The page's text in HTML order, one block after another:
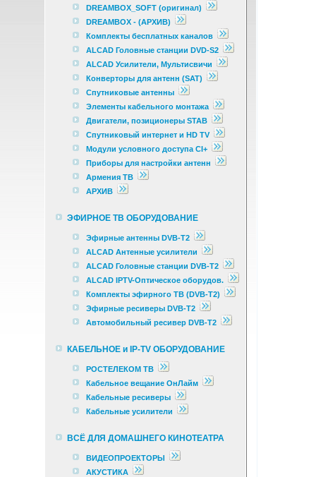
DREAMBOX_SOFT (оригинал)
DREAMBOX - (АРХИВ)
Комплекты бесплатных каналов
ALCAD Головные станции DVD-S2
ALCAD Усилители, Мультисвичи
Конверторы для антенн (SAT)
Спутниковые антенны
Элементы кабельного монтажа
Двигатели, позиционеры STAB
Спутниковый интернет и HD TV
Модули условного доступа CI+
Приборы для настройки антенн
Армения ТВ
АРХИВ
ЭФИРНОЕ ТВ ОБОРУДОВАНИЕ
Эфирные антенны DVB-T2
ALCAD Антенные усилители
ALCAD Головные станции DVB-T2
ALCAD IPTV-Оптическое оборудов.
Комплекты эфирного ТВ (DVB-T2)
Эфирные ресиверы DVB-T2
Автомобильный ресивер DVB-T2
КАБЕЛЬНОЕ и IP-TV ОБОРУДОВАНИЕ
РОСТЕЛЕКОМ ТВ
Кабельное вещание ОнЛайм
Кабельные ресиверы
Кабельные усилители
ВСЁ ДЛЯ ДОМАШНЕГО КИНОТЕАТРА
ВИДЕОПРОЕКТОРЫ
АКУСТИКА